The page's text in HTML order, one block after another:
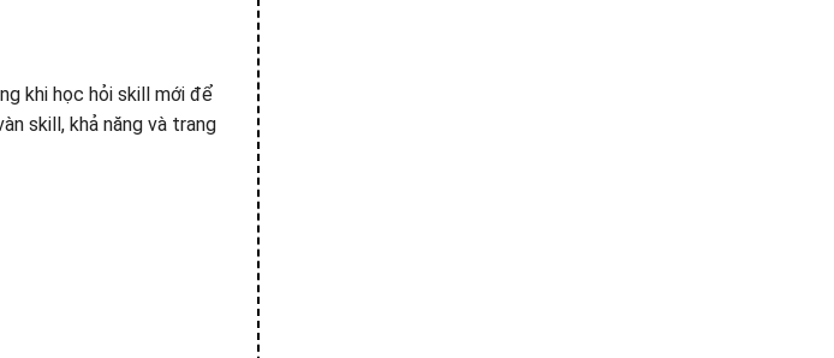
khi học hỏi skill mới để
skill, khả năng và trang